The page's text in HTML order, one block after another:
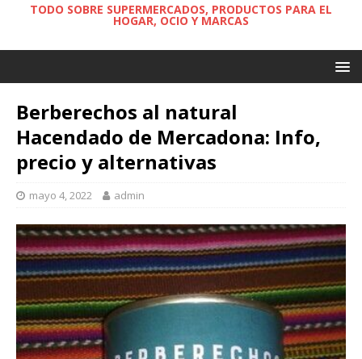
TODO SOBRE SUPERMERCADOS, PRODUCTOS PARA EL
HOGAR, OCIO Y MARCAS
Berberechos al natural
Hacendado de Mercadona: Info,
precio y alternativas
mayo 4, 2022 admin